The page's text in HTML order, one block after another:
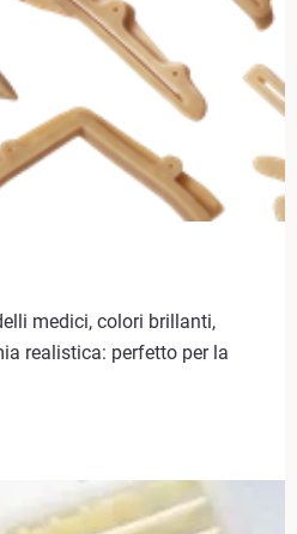
medici, colori brillanti,
realistica: perfetto per la